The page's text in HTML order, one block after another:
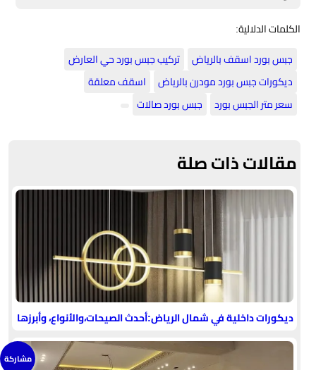
الكلمات الدلالية:
جبس بورد اسقف بالرياض
تركيب جبس بورد حي العارض
ديكورات جبس بورد مودرن بالرياض
اسقف معلقة
سعر متر الجبس بورد
جبس بورد صالات
مقالات ذات صلة
ديكورات داخلية في شمال الرياض:أحدث الصيحات،والأنواع، وأبرزها
مشاركة